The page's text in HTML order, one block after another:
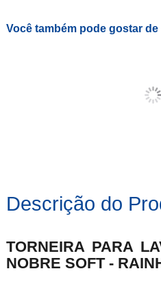
Você também pode gostar de
Descrição do
TORNEIRA PARA
NOBRE SOFT -